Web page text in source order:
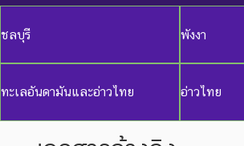
ชลบุรี พังงา
ทะเลอันดามันและอ่าวไทย อ่าวไทย